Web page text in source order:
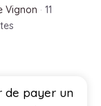
Vignon · 11
de payer un